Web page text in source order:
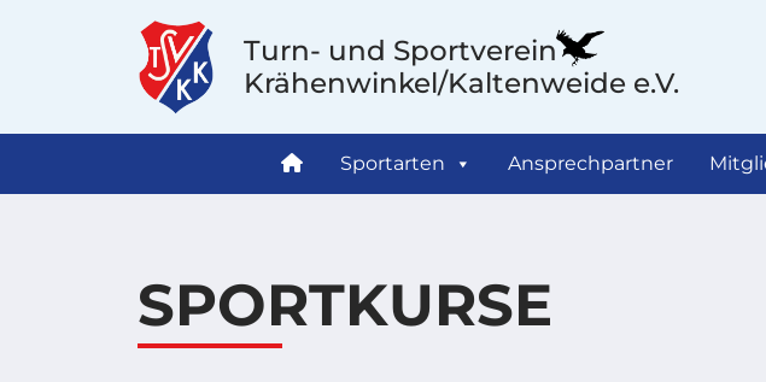
Turn- und Sportverein
Krähenwinkel/Kaltenweide e.V.
Sportarten Ansprechpartner
SPORTKURSE